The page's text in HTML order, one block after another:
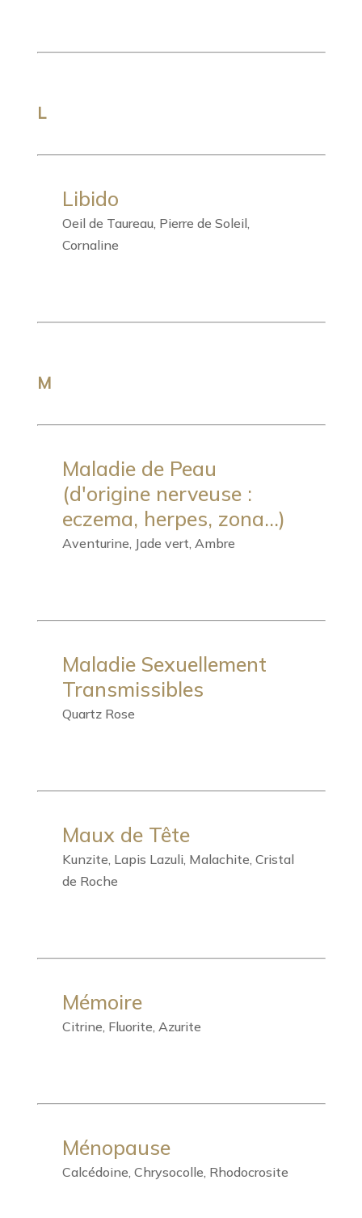
L
Libido
Oeil de Taureau, Pierre de Soleil,
Cornaline
M
Maladie de Peau
(d'origine nerveuse :
eczema, herpes, zona...)
Aventurine, Jade vert, Ambre
Maladie Sexuellement
Transmissibles
Quartz Rose
Maux de Tête
Kunzite, Lapis Lazuli, Malachite, Cristal
de Roche
Mémoire
Citrine, Fluorite, Azurite
Ménopause
Calcédoine, Chrysocolle, Rhodocrosite